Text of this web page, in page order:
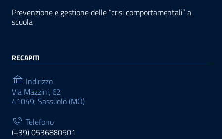
Prevenzione e gestione delle “crisi comportamentali” a
scuola
RECAPITI
Indirizzo
Via Mazzini, 62
41049, Sassuolo (MO)
Telefono
(+39) 0536880501